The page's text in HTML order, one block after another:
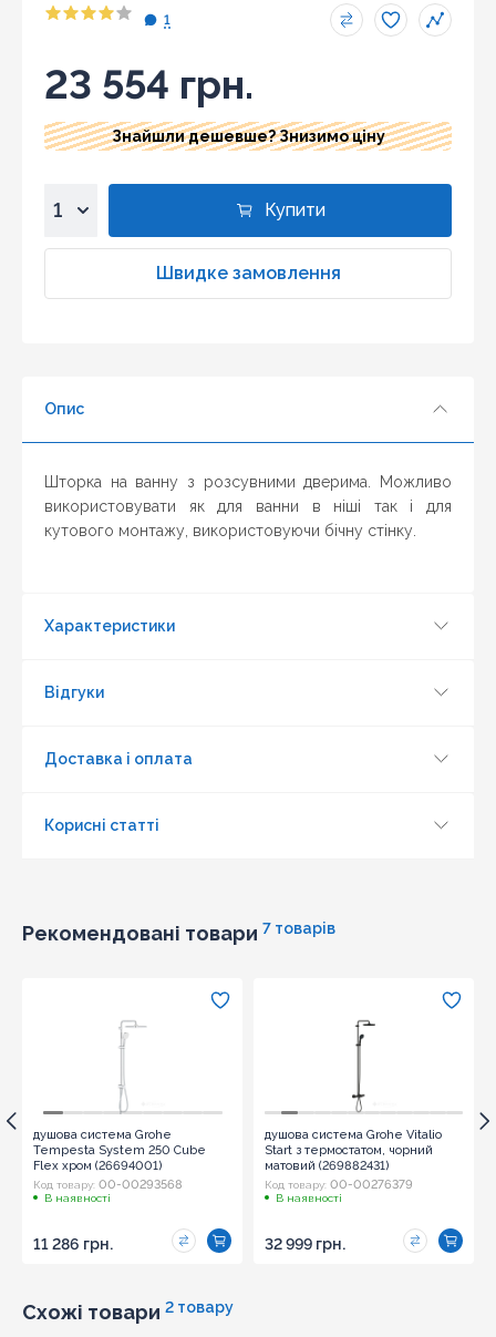
1
23 554 грн.
Знайшли дешевше? Знизимо ціну
3
7
8
9
10
Купити
Швидке замовлення
Опис
Шторка на ванну з розсувними дверима. Можливо
використовувати як для ванни в ніші так і для
кутового монтажу, використовуючи бічну стінку.
Характеристики
Відгуки
Доставка і оплата
Корисні статті
Рекомендовані товари 7 товарів
душова система Grohe
Tempesta System 250 Cube
Flex хром (26694001)
Код товару: 00-00293568
В наявності
11 286 грн.
душова система Grohe Vitalio
Start з термостатом, чорний
матовий (269882431)
Код товару: 00-00276379
В наявності
32 999 грн.
Схожі товари 2 товару
Шановні клієнти нашого магазину! Якщо ви блукаючи
по інтернету знайшли ціну потрібного Вам товару
що товар даної моделі повинен бути у конкурента в
Оновити капчу
Надіслати